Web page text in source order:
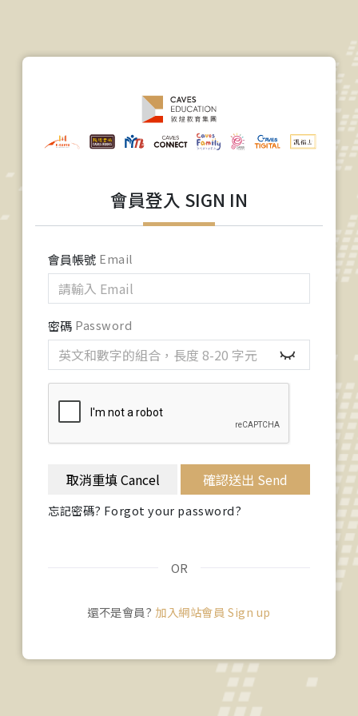
會員登入 SIGN IN
會員帳號 Email
密碼 Password
取消重填 Cancel 確認送出 Send
忘記密碼? Forgot your password?
OR
還不是會員? 加入網站會員 Sign up